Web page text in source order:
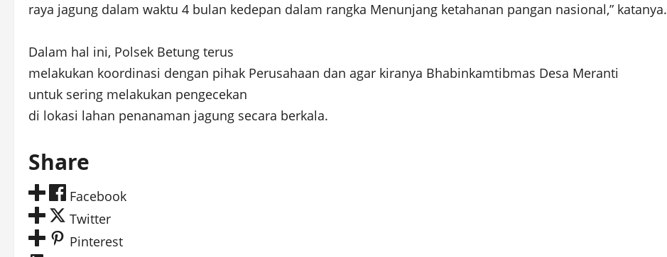
raya jagung dalam waktu 4 bulan kedepan dalam rangka Menunjang ketahanan pangan nasional,” katanya.
Dalam hal ini, Polsek Betung terus
melakukan koordinasi dengan pihak Perusahaan dan agar kiranya Bhabinkamtibmas Desa Meranti
untuk sering melakukan pengecekan
di lokasi lahan penanaman jagung secara berkala.
Share
Facebook
Twitter
Pinterest